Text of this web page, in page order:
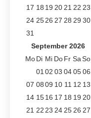
17 18 19 20 21 22 23
24 2526 27 28 29 30
31
September 2026
MoDi Mi DoFr SaSo
01 02 03 0405 06
07 0809 10 11 12 13
14 1516 17 18 19 20
21 22 23 24 25 26 27